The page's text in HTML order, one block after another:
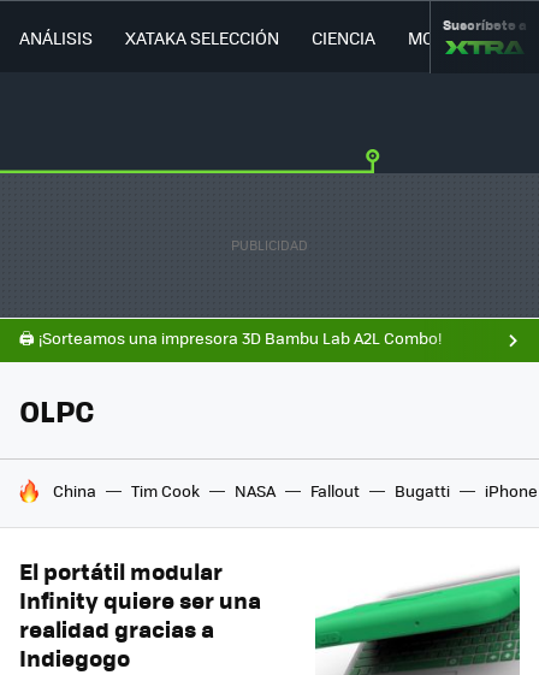
ANÁLISIS XATAKA SELECCIÓN CIENCIA MOVILIDAD
Suscríbete a
🖨️ ¡Sorteamos una impresora 3D Bambu Lab A2L Combo!
OLPC
HOY SE HABLA DE
China Tim Cook NASA Fallout Bugatti iPhone
El portátil modular
Infinity quiere ser una
realidad gracias a
Indiegogo